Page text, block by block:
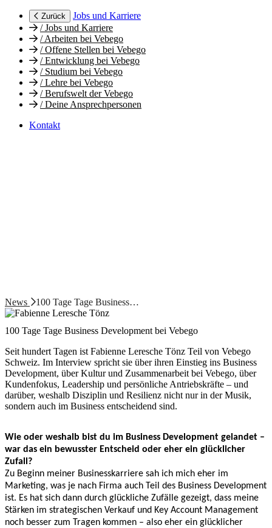
Zurück
Jobs und Karriere
/Jobs und Karriere
/Arbeiten bei Vebego
/Offene Stellen bei Vebego
/Entwicklung bei Vebego
/Studium bei Vebego
/Lehre bei Vebego
/Berufswelt der Vebego
/Deine Ansprechpersonen
Kontakt
News 100 Tage Tage Business…
100 Tage Tage Business Development bei Vebego
Seit hundert Tagen ist Fabienne Leresche Tönz Teil von Vebego
Schweiz. Im Interview spricht sie über ihren Einstieg ins Business
Development, über Kultur und Zusammenarbeit bei Vebego, über
Kundenfokus, Leadership und persönliche Antriebskräfte – und
darüber, weshalb Disziplin und Resilienz nicht nur in der Musik,
sondern auch im Business entscheidend sind.
Wie oder weshalb bist du im Business Development gelandet –
war das ein bewusster Entscheid oder eher ein glücklicher
Zufall?
Zu Beginn meiner Businesskarriere sah ich mich eher im
Marketing, was je nach Firma auch Teil des Business Development
ist. Es hat sich dann durch glückliche Zufälle gezeigt, dass meine
Stärken im strategischen Verkauf und Key Account Management
noch besser zum Tragen kommen – also eher ein glücklicher